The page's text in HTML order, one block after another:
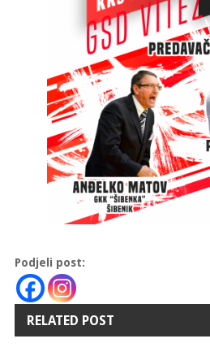
Podjeli post:
RELATED POST